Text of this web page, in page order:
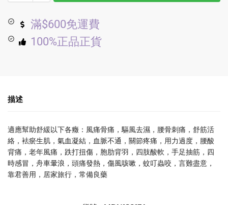
滿$600免運費
100%正品正貨
描述
適應幫助舒緩以下各癥：風痛骨痛，驅風去濕，腰骨刺痛，舒筋活
絡，袪瘀生肌，氣血凝結，血脈不通，關節疼痛，用力過度，腰酸
背痛，老年風痛，跌打扭傷，胞肋背羽，四肢酸軟，手足抽筋，四
時感冒，舟車暈浪，頭痛發熱，傷風咳嗽，蚊叮蟲咬，言難盡意，
靠君善用，居家旅行，常備良藥